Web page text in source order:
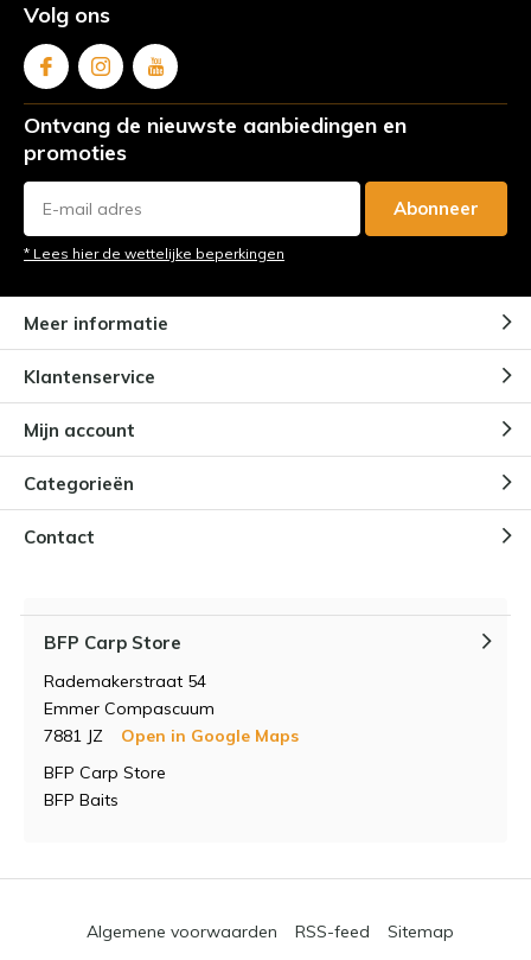
Volg ons
Ontvang de nieuwste aanbiedingen en
promoties
Abonneer
* Lees hier de wettelijke beperkingen
Meer informatie
Klantenservice
Mijn account
Categorieën
Contact
BFP Carp Store
Rademakerstraat 54
Emmer Compascuum
7881 JZ
Open in Google Maps
BFP Carp Store
BFP Baits
Algemene voorwaarden RSS-feed Sitemap